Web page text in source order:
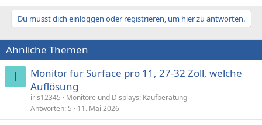
Du musst dich einloggen oder registrieren, um hier zu antworten.
Ähnliche Themen
I
Monitor für Surface pro 11, 27-32 Zoll, welche
Auflösung
iris12345
Monitore und Displays: Kaufberatung
Antworten 5 11. Mai 2026